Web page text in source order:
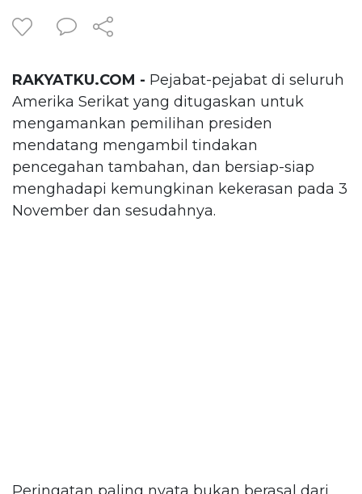
RAKYATKU.COM - Pejabat-pejabat di seluruh
Amerika Serikat yang ditugaskan untuk
mengamankan pemilihan presiden
mendatang mengambil tindakan
pencegahan tambahan, dan bersiap-siap
menghadapi kemungkinan kekerasan pada 3
November dan sesudahnya.